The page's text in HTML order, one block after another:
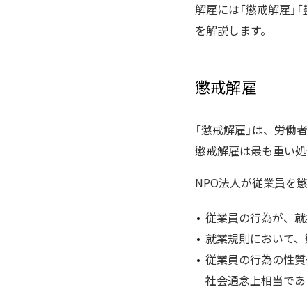
解雇には「懲戒解雇」
を解説します。
懲戒解雇
「懲戒解雇」は、労
懲戒解雇は最も重い処
NPO法人が従業員を
従業員の行為が、
就業規則において
従業員の行為の性
社会通念上相当で